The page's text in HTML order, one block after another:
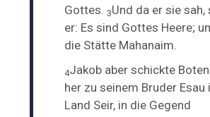
Gottes.3Und da er sie sah,
er: Es sind Gottes Heere;
die Stätte Mahanaim.
4Jakob aber schickte
her zu seinem Bruder Esau
Land Seir, in die Gegend